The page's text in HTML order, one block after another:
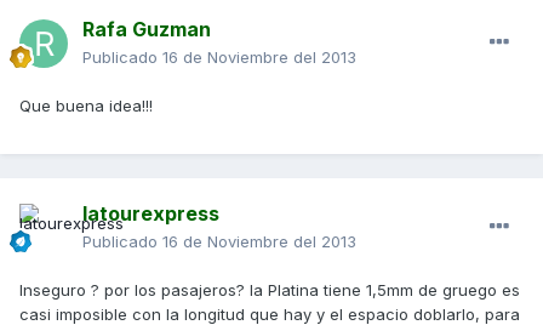
Rafa Guzman
Publicado 16 de Noviembre del 2013
Que buena idea!!!
latourexpress
Publicado 16 de Noviembre del 2013
Inseguro ? por los pasajeros? la Platina tiene 1,5mm de gruego es
casi imposible con la longitud que hay y el espacio doblarlo, para